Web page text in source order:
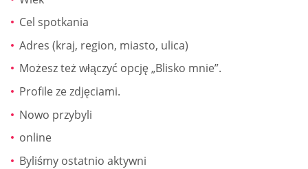
Cel spotkania
Adres (kraj, region, miasto, ulica)
Możesz też włączyć opcję „Blisko mnie”.
Profile ze zdjęciami.
Nowo przybyli
online
Byliśmy ostatnio aktywni